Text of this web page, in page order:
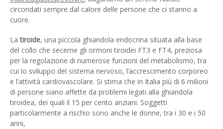
circondati sempre dal calore delle persone che ci stanno a
cuore.
Latiroide, una piccola ghiandola endocrina situata alla base
del collo che secerne gli ormoni tiroidei FT3 e FT4, preziosa
per la regolazione di numerose funzioni del metabolismo, tra
cui lo sviluppo del sistema nervoso, l’accrescimento corporeo
e l’attività cardiovascolare. Si stima che in Italia più di 6 milioni
di persone siano affette da problemi legati alla ghiandola
tiroidea, dei quali il 15 per cento anziani. Soggetti
particolarmente a rischio sono anche le donne, tra i 30 e i 50
anni,